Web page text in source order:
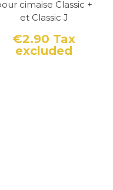
d'un système de
assurer une
La
d'accrochage
rail + d'Artiteq
professionnelle
qui ont besoin
cimaise Classic +
et Classic J
Price
€2.90 Tax
excluded